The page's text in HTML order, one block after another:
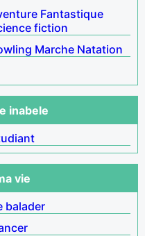
Fantastique
fiction
Marche Natation
inabele
vie
balader